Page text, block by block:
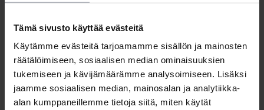
Tämä sivusto käyttää evästeitä
Käytämme evästeitä tarjoamamme sisällön ja mainosten
räätälöimiseen, sosiaalisen median ominaisuuksien
tukemiseen ja kävijämäärämme analysoimiseen. Lisäksi
jaamme sosiaalisen median, mainosalan ja analytiikka-
alan kumppaneillemme tietoja siitä, miten käytät
Tämä osio on rajattu
Isännöintiliiton jäsenyritysten
henkilökunnalle